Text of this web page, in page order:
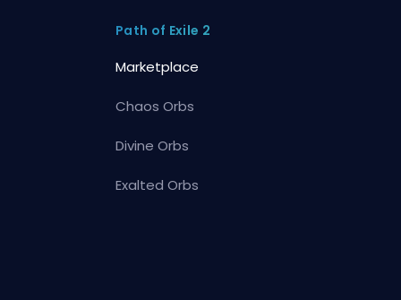
Path of Exile 2
Marketplace
Chaos Orbs
Divine Orbs
Exalted Orbs